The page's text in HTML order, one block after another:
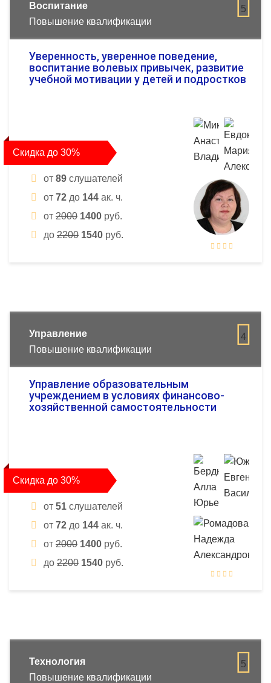
5
Воспитание
Повышение квалификации
Уверенность, уверенное поведение,
воспитание волевых привычек, развитие
учебной мотивации у детей и подростков
Скидка до 30%
от 89 слушателей
от 72 до 144 ак. ч.
от 2000 1400 руб.
до 2200 1540 руб.
4
Управление
Повышение квалификации
Управление образовательным
учреждением в условиях финансово-
хозяйственной самостоятельности
Скидка до 30%
от 51 слушателей
от 72 до 144 ак. ч.
от 2000 1400 руб.
до 2200 1540 руб.
5
Технология
Повышение квалификации